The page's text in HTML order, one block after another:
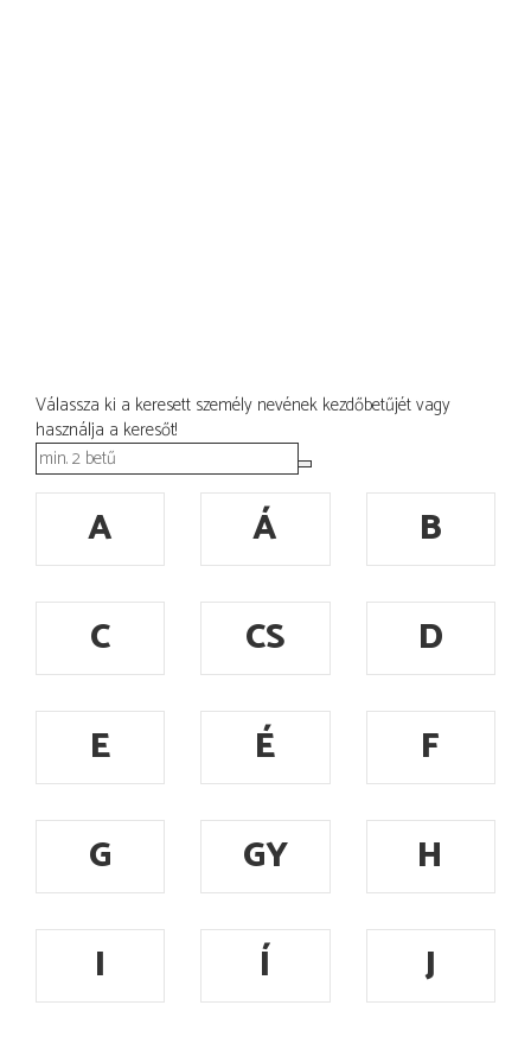
Válassza ki a keresett személy nevének kezdőbetűjét vagy
használja a keresőt!
A Á
B
C
CS
D
E
É
F
G
GY
H
I
Í J